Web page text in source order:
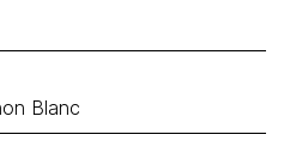
Blanc